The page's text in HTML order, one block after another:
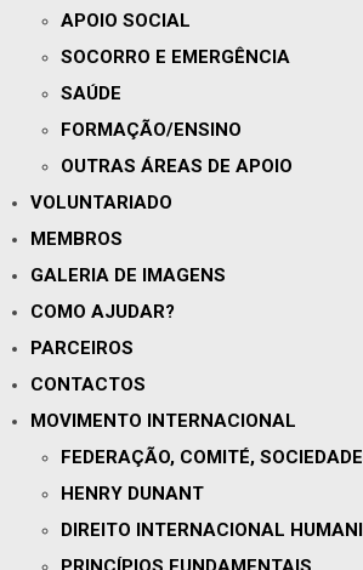
APOIO SOCIAL
SOCORRO E EMERGÊNCIA
SAÚDE
FORMAÇÃO/ENSINO
OUTRAS ÁREAS DE APOIO
VOLUNTARIADO
MEMBROS
GALERIA DE IMAGENS
COMO AJUDAR?
PARCEIROS
CONTACTOS
MOVIMENTO INTERNACIONAL
FEDERAÇÃO, COMITÉ,
HENRY DUNANT
DIREITO INTERNACIONAL